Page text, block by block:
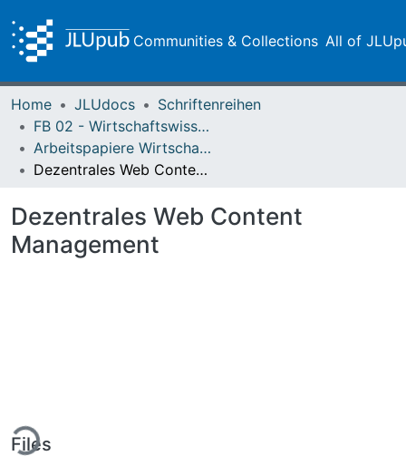
Communities & Collections All of
Home JLUdocs
Schriftenreihen
FB 02 - Wirtschaftswissenschaften
Arbeitspapiere Wirtschaftsinformatik
Dezentrales Web Content Management
Dezentrales Web Content
Management
Files